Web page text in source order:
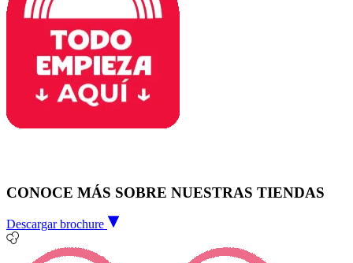
CONOCE MÁS SOBRE NUESTRAS TIENDAS
Descargar brochure